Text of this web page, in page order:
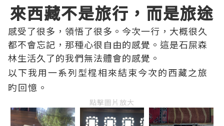
來西藏不是旅行，而是旅途
感受了很多，領悟了很多。今次一行，大概很久
都不會忘記，那種心很自由的感覺。這是石屎森
林生活久了的我們無法體會的感覺。
以下我用一系列型棍相來結束今次的西藏之旅
旳回憶。
點擊圖片放大